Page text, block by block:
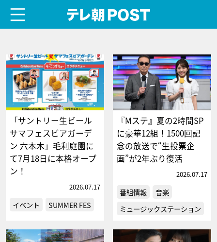
「サントリー生ビール
サマフェスビアガーデ
ン 六本木」毛利庭園に
て7月18日に本格オープ
ン！
2026.07.17
イベント SUMMER FES
『Mステ』夏の2時間SP
に豪華12組！1500回記
念の放送で“生投票企
画”が2年ぶり復活
2026.07.17
番組情報
音楽
ミュージックステーション